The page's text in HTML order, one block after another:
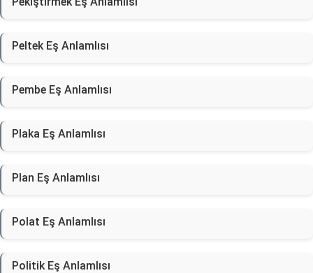
Peltek Eş Anlamlısı
Pembe Eş Anlamlısı
Plaka Eş Anlamlısı
Plan Eş Anlamlısı
Polat Eş Anlamlısı
Politik Eş Anlamlısı